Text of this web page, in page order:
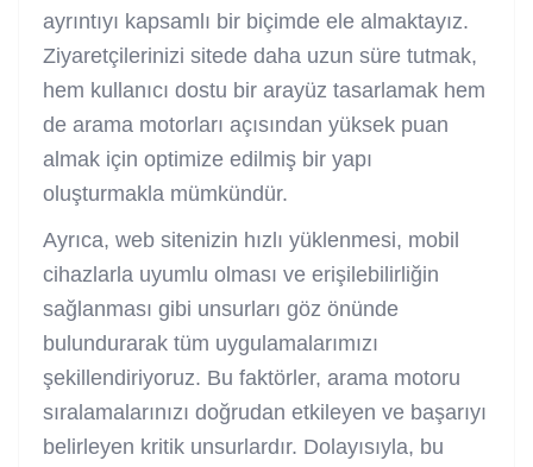
ayrıntıyı kapsamlı bir biçimde ele almaktayız.
Ziyaretçilerinizi sitede daha uzun süre tutmak,
hem kullanıcı dostu bir arayüz tasarlamak hem
de arama motorları açısından yüksek puan
almak için optimize edilmiş bir yapı
oluşturmakla mümkündür.
Ayrıca, web sitenizin hızlı yüklenmesi, mobil
cihazlarla uyumlu olması ve erişilebilirliğin
sağlanması gibi unsurları göz önünde
bulundurarak tüm uygulamalarımızı
şekillendiriyoruz. Bu faktörler, arama motoru
sıralamalarınızı doğrudan etkileyen ve başarıyı
belirleyen kritik unsurlardır. Dolayısıyla, bu